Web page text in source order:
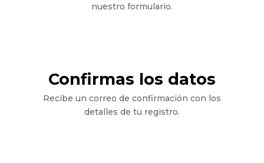
nuestro formulario.
Confirmas los datos
Recibe un correo de confirmación con los
detalles de tu registro.